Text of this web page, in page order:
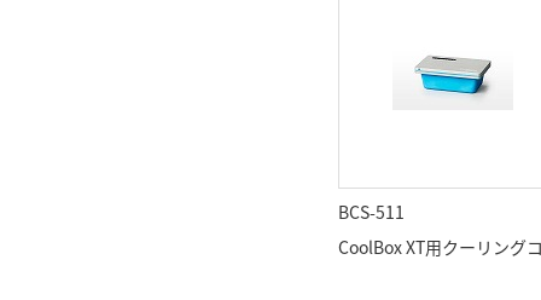
BCS-511
CoolBox XT用クーリング